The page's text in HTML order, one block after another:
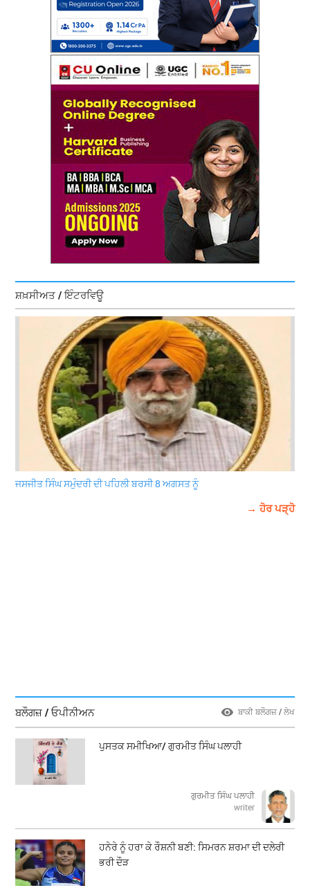
ਸ਼ਖ਼ਸੀਅਤ / ਇੰਟਰਵਿਊ
ਜਸਜੀਤ ਸਿੰਘ ਸਮੁੰਦਰੀ ਦੀ ਪਹਿਲੀ ਬਰਸੀ 8 ਅਗਸਤ ਨੂੰ
→ ਹੋਰ ਪੜ੍ਹੋ
ਬਲੌਗਜ਼ / ਓਪੀਨੀਅਨ ਬਾਕੀ ਬਲੌਗਜ਼ / ਲੇਖ
ਪੁਸਤਕ ਸਮੀਖਿਆ/ ਗੁਰਮੀਤ ਸਿੰਘ ਪਲਾਹੀ
ਗੁਰਮੀਤ ਸਿੰਘ ਪਲਾਹੀ
writer
ਹਨੇਰੇ ਨੂੰ ਹਰਾ ਕੇ ਰੌਸ਼ਨੀ ਬਣੀ: ਸਿਮਰਨ ਸ਼ਰਮਾ ਦੀ ਦਲੇਰੀ
ਭਰੀ ਦੌੜ